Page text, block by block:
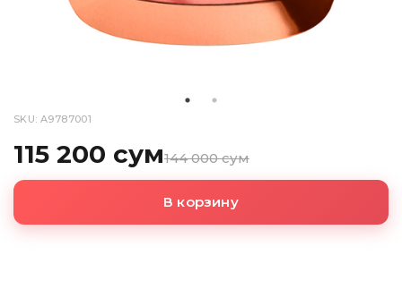
SKU: A9787001
115 200 сум144 000 сум
В корзину